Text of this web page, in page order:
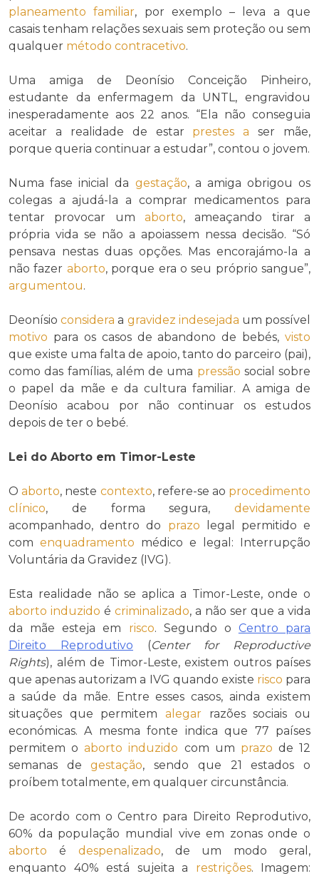
planeamento familiar, por exemplo – leva a que
casais tenham relações sexuais sem proteção ou sem
qualquer método contracetivo.
Uma amiga de Deonísio Conceição Pinheiro,
estudante da enfermagem da UNTL, engravidou
inesperadamente aos 22 anos. “Ela não conseguia
aceitar a realidade de estar prestes a ser mãe,
porque queria continuar a estudar”, contou o jovem.
Numa fase inicial da gestação, a amiga obrigou os
colegas a ajudá-la a comprar medicamentos para
tentar provocar um aborto, ameaçando tirar a
própria vida se não a apoiassem nessa decisão. “Só
pensava nestas duas opções. Mas encorajámo-la a
não fazer aborto, porque era o seu próprio sangue”,
argumentou.
Deonísioconsidera a gravidez indesejada um possível
motivo para os casos de abandono de bebés, visto
que existe uma falta de apoio, tanto do parceiro (pai),
como das famílias, além de uma pressão social sobre
o papel da mãe e da cultura familiar. A amiga de
Deonísio acabou por não continuar os estudos
depois de ter o bebé.
Lei do Aborto em Timor-Leste
Oaborto, neste contexto, refere-se ao procedimento
clínico, de forma segura, devidamente
acompanhado, dentro do prazo legal permitido e
com enquadramento médico e legal: Interrupção
Voluntária da Gravidez (IVG).
Esta realidade não se aplica a Timor-Leste, onde o
aborto induzido é criminalizado, a não ser que a vida
da mãe esteja em risco. Segundo o Centro para
Direito Reprodutivo (Center for Reproductive
Rights), além de Timor-Leste, existem outros países
que apenas autorizam a IVG quando existe risco para
a saúde da mãe. Entre esses casos, ainda existem
situações que permitem alegar razões sociais ou
económicas. A mesma fonte indica que 77 países
permitem oaborto induzido com um prazo de 12
semanas degestação, sendo que 21 estados o
proíbem totalmente, em qualquer circunstância.
De acordo com o Centro para Direito Reprodutivo,
60% da população mundial vive em zonas onde o
aborto é despenalizado, de um modo geral,
enquanto 40% está sujeita a restrições. Imagem: